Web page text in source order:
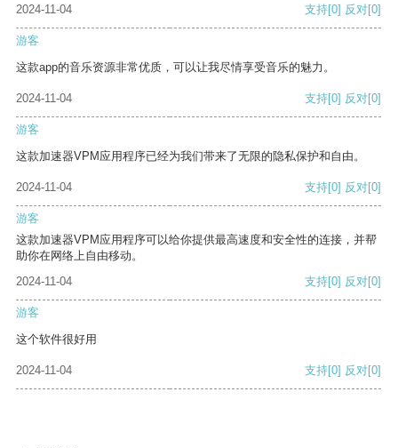
2024-11-04 支持[0] 反对[0]
游客
这款app的音乐资源非常优质，可以让我尽情享受音乐的魅力。
2024-11-04 支持[0] 反对[0]
游客
这款加速器VPM应用程序已经为我们带来了无限的隐私保护和自由。
2024-11-04 支持[0] 反对[0]
游客
这款加速器VPM应用程序可以给你提供最高速度和安全性的连接，并帮
助你在网络上自由移动。
2024-11-04
支持[0] 反对[0]
游客
这个软件很好用
2024-11-04 支持[0] 反对[0]